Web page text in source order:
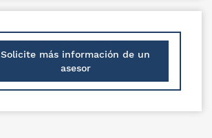
Solicite más información de un
asesor